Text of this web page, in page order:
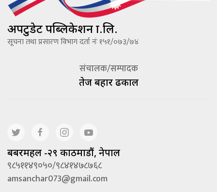
अपटुडेट पब्लिकेशन प्रा.लि.
सूचना तथा प्रसारण विभाग दर्ता नंः १५१/०७३/७४
संचालक/सम्पादक
तेज बहादूर ढकाल
बबरमहल -२९ काठमाडौं, नेपाल
९८५११४९०५०/९८४१४७८७६८
amsanchar073@gmail.com